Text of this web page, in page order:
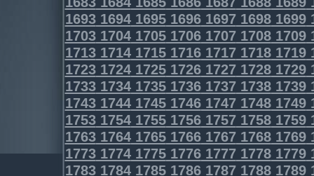
1693169416951696169716981699
1703170417051706170717081709
1713171417151716171717181719
1723172417251726172717281729
1733173417351736173717381739
1743174417451746174717481749
1753175417551756175717581759
1763176417651766176717681769
1773177417751776177717781779
1783178417851786178717881789